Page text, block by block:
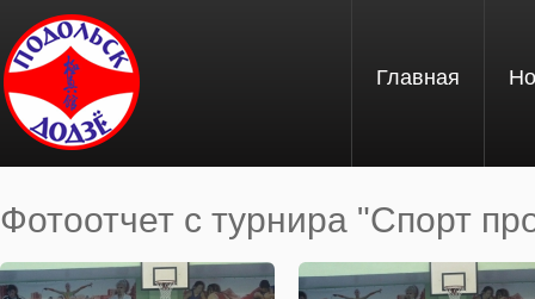
Перейти к основному содержанию
Главная
Фотоотчет с турнира "Спорт
Вы здесь